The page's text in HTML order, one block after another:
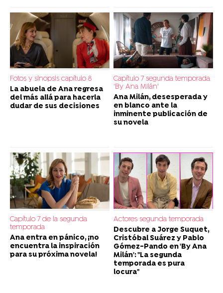
Fotos y sinopsis capítulo 8
La abuela de Ana regresa
del más allá para hacerla
dudar de sus decisiones
Capítulo 7 segunda temporada
'By Ana MIlán'
Ana Milán, desesperada y
en blanco ante la
inminente publicación de
su novela
Capítulo 7 de la segunda
temporada
Ana entra en pánico, ¡no
encuentra la inspiración
para su próxima novela!
Actores segunda temporada
Descubre a Jorge Suquet,
Cristóbal Suárez y Pablo
Gómez-Pando en 'By Ana
Milán': "La segunda
temporada es pura
locura"